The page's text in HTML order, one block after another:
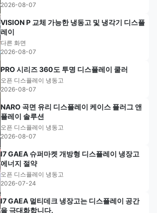
2026-08-07
VISION P 교체 가능한 냉동고 및 냉각기 디스플
레이
다른 화면
2026-08-07
PRO 시리즈 360도 투명 디스플레이 쿨러
오픈 디스플레이 냉동고
2026-08-07
NARO 곡면 유리 디스플레이 케이스 플러그 앤
플레이 솔루션
오픈 디스플레이 냉동고
2026-08-07
I7 GAEA 슈퍼마켓 개방형 디스플레이 냉장고
에너지 절약
오픈 디스플레이 냉동고
2026-07-24
I7 GAEA 멀티데크 냉장고는 디스플레이 공간
을 극대화합니다.